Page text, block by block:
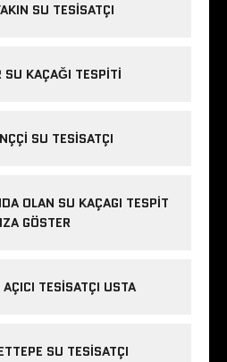
SU TESISATÇI
SU KAÇAĞI TESPITI
SU TESISATÇI
OLAN SU KAÇAGI TESPIT
GÖSTER
AÇICI TESISATÇI USTA
SU TESISATÇI